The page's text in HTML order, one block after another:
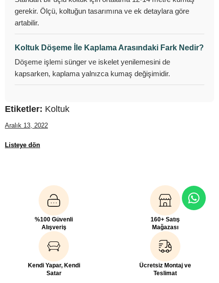
gerekir. Ölçü, koltuğun tasarımına ve ek detaylara göre
artabilir.
Koltuk Döşeme İle Kaplama Arasındaki Fark Nedir?
Döşeme işlemi sünger ve iskelet yenilemesini de
kapsarken, kaplama yalnızca kumaş değişimidir.
Etiketler: Koltuk
Aralık 13, 2022
Listeye dön
%100 Güvenli
Alışveriş
160+ Satış
Mağazası
Kendi Yapar, Kendi
Satar
Ücretsiz Montaj ve
Teslimat